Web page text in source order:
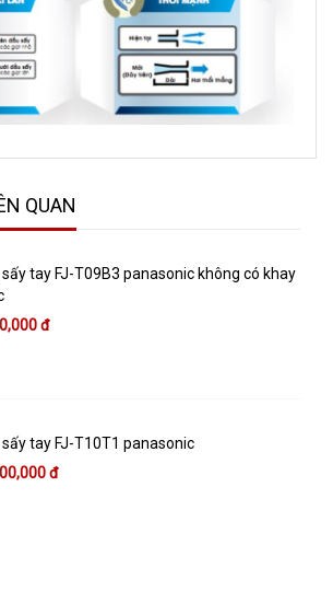
QUAN
sấy tay FJ-T09B3 panasonic không có khay
đ
sấy tay FJ-T10T1 panasonic
đ